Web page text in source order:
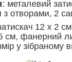
: металевий
з отворами, 2
12 х 2
см, фанерний
у зібраному